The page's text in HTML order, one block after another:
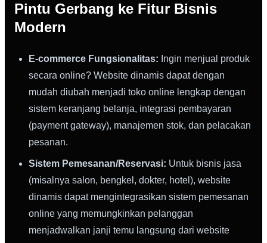
Pintu Gerbang ke Fitur Bisnis
Modern
E-commerce Fungsionalitas: Ingin menjual produk
secara online? Website dinamis dapat dengan
mudah diubah menjadi toko online lengkap dengan
sistem keranjang belanja, integrasi pembayaran
(payment gateway), manajemen stok, dan pelacakan
pesanan.
Sistem Pemesanan/Reservasi: Untuk bisnis jasa
(misalnya salon, bengkel, dokter, hotel), website
dinamis dapat mengintegrasikan sistem pemesanan
online yang memungkinkan pelanggan
menjadwalkan janji temu langsung dari website